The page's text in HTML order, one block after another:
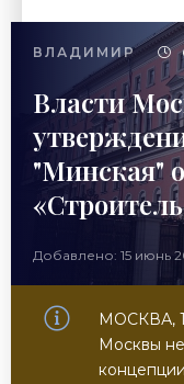
ВЛАДИМИР
Власти
"Минская"
Добавлено: 15 июнь
МОСКВА,
Москвы